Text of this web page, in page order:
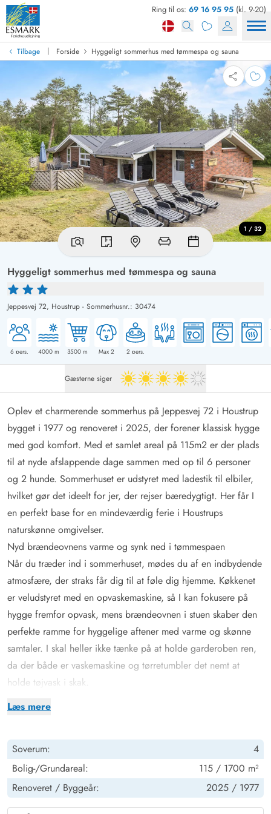
Ring til os: 69 16 95 95 (kl. 9-20)
Tilbage | Forside Hyggeligt sommerhus med tømmespa og sauna
Hyggeligt sommerhus med tømmespa og sauna
Jeppesvej 72, Houstrup - Sommerhusnr.: 30474
6 pers. 4000m 3500 m Max 2 2 pers.
1 / 32
Gæsterne siger 4 ud af 5
Læs mere
Oplev et charmerende sommerhus på Jeppesvej 72 i Houstrup
bygget i 1977 og renoveret i 2025, der forener klassisk hygge
med god komfort. Med et samlet areal på 115m2 er der plads
til at nyde afslappende dage sammen med op til 6 personer
og 2 hunde. Sommerhuset er udstyret med ladestik til elbiler,
hvilket gør det ideelt for jer, der rejser bæredygtigt. Her får I
en perfekt base for en mindeværdig ferie i Houstrups
naturskønne omgivelser.
Nyd brændeovnens varme og synk ned i tømmespaen
Når du træder ind i sommerhuset, mødes du af en indbydende
atmosfære, der straks får dig til at føle dig hjemme. Køkkenet
er veludstyret med en opvaskemaskine, så I kan fokusere på
hygge fremfor opvask, mens brændeovnen i stuen skaber den
perfekte ramme for hyggelige aftener med varme og skønne
samtaler. I skal heller ikke tænke på at holde garderoben ren,
da der både er vaskemaskine og tørretumbler det nemt at
holde tøjvask i skak.
Efter en lang dag kan I finde ro og velvære i saunaen eller i
perfekt til afslapning efter dagens oplevelser. Derudover finde
I 2 skønne badeværelser, begge med gulvvarme, som tilføjer
ekstra luksus og gør morgenerne lidt mere behagelige.
Måltider under åben himmel med leg og latter
Soverum:
4
Bolig-/Grundareal:
115 / 1700 m²
Renoveret / Byggeår: 2025 / 1977